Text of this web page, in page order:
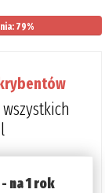
79%
- na 1 rok